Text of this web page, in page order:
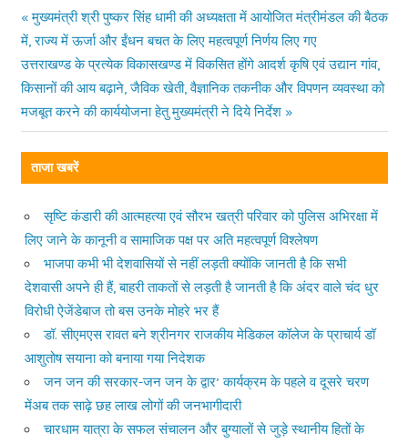
Post
navigation
Previous
Post:
मुख्यमंत्री श्री पुष्कर सिंह धामी की अध्यक्षता में आयोजित मंत्रीमंडल की बैठक
में, राज्य में ऊर्जा और ईंधन बचत के लिए महत्वपूर्ण निर्णय लिए गए
Next
Post:
उत्तराखण्ड के प्रत्येक विकासखण्ड में विकसित होंगे आदर्श कृषि एवं उद्यान गांव,
किसानों की आय बढ़ाने, जैविक खेती, वैज्ञानिक तकनीक और विपणन व्यवस्था को
मजबूत करने की कार्ययोजना हेतु मुख्यमंत्री ने दिये निर्देश
ताजा खबरें
सृष्टि कंडारी की आत्महत्या एवं सौरभ खत्री परिवार को पुलिस अभिरक्षा में
लिए जाने के कानूनी व सामाजिक पक्ष पर अति महत्वपूर्ण विश्लेषण
भाजपा कभी भी देशवासियों से नहीं लड़ती क्योंकि जानती है कि सभी
देशवासी अपने ही हैं, बाहरी ताकतों से लड़ती है जानती है कि अंदर वाले चंद धुर
विरोधी ऐजेंडेबाज तो बस उनके मोहरे भर हैं
डॉ. सीएमएस रावत बने श्रीनगर राजकीय मेडिकल कॉलेज के प्राचार्य डॉ
आशुतोष सयाना को बनाया गया निदेशक
जन जन की सरकार-जन जन के द्वार’ कार्यक्रम के पहले व दूसरे चरण
मेंअब तक साढ़े छह लाख लोगों की जनभागीदारी
चारधाम यात्रा के सफल संचालन और बुग्यालों से जुड़े स्थानीय हितों के